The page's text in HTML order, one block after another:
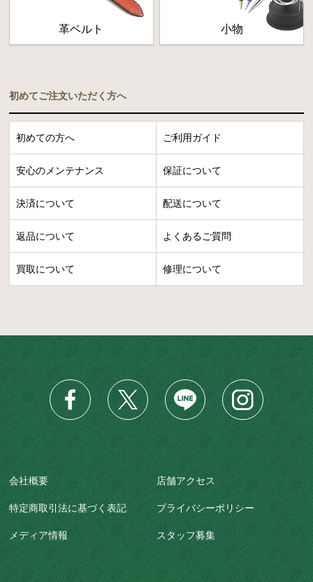
革ベルト 小物
初めてご注文いただく方へ
初めての方へ ご利用ガイド
安心のメンテナンス 保証について
決済について 配送について
返品について よくあるご質問
買取について 修理について
会社概要 店舗アクセス
特定商取引法に基づく表記 プライバシーポリシー
メディア情報 スタッフ募集